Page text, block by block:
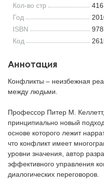
Кол-во стр
416
Год
ISBN
Код
Аннотация
Конфликты – неизбежная
между людьми.
Профессор Питер М. Келлетт,
принципиально новый
основе которого лежит
что конфликт имеет
уровни значения, автор
эффективного управления
диалогических переговоров.